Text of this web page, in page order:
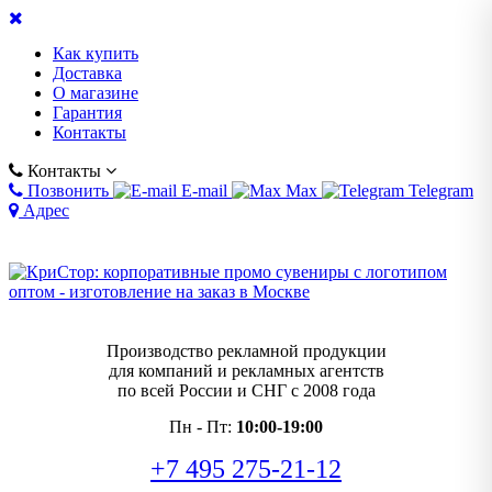
Как купить
Доставка
О магазине
Гарантия
Контакты
Контакты
Позвонить
E-mail Max
Telegram
Адрес
Производство рекламной продукции
для компаний и рекламных агентств
по всей России и СНГ с 2008 года
Пн - Пт: 10:00-19:00
+7 495 275-21-12